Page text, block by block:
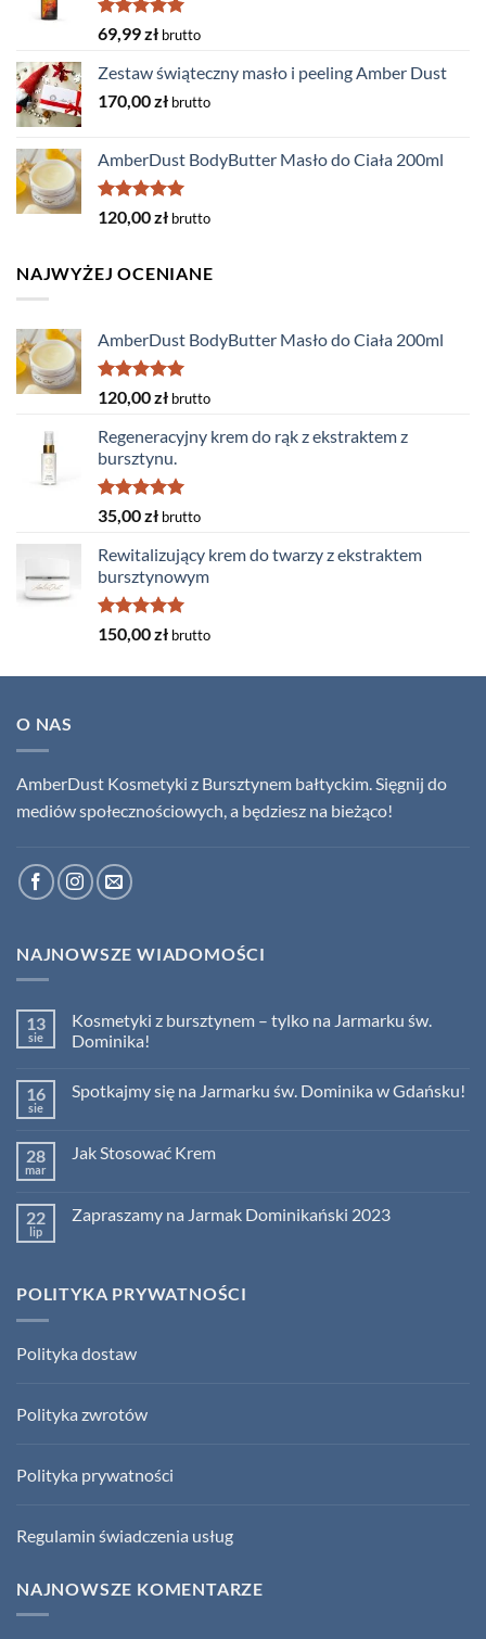
Oceniono
5.00
69,99zł brutto
Zestaw świąteczny masło i peeling Amber Dust
170,00zł brutto
AmberDust BodyButter Masło do Ciała 200ml
Oceniono
5.00na 5
120,00zł brutto
NAJWYŻEJ OCENIANE
AmberDust BodyButter Masło do Ciała 200ml
Oceniono
5.00na 5
120,00zł brutto
Regeneracyjny krem do rąk z ekstraktem z
bursztynu.
Oceniono
5.00
35,00zł brutto
Rewitalizujący krem do twarzy z ekstraktem
bursztynowym
Oceniono
5.00na 5
150,00zł brutto
O NAS
AmberDust Kosmetyki z Bursztynem bałtyckim. Sięgnij do
mediów społecznościowych, a będziesz na bieżąco!
NAJNOWSZE WIADOMOŚCI
13
sie
Kosmetyki z bursztynem – tylko na Jarmarku św.
Dominika!
do
Kosmetyki
tylko
Dominika!
16
sie
Spotkajmy się na Jarmarku św. Dominika w Gdańsku!
Spotkajmy
św.
Dominika
28
mar
Jak Stosować Krem
Jak
22
lip
Zapraszamy na Jarmak Dominikański 2023
na
POLITYKA PRYWATNOŚCI
Polityka dostaw
Polityka zwrotów
Polityka prywatności
Regulamin świadczenia usług
NAJNOWSZE KOMENTARZE